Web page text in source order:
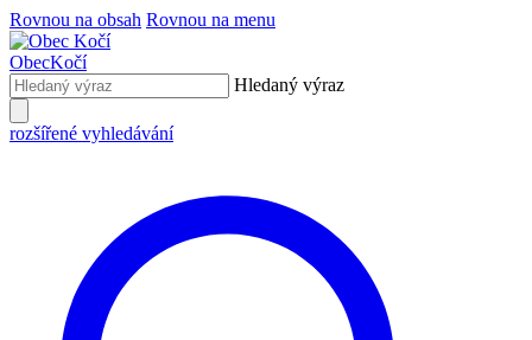
Rovnou na obsah Rovnou na menu
ObecKočí
Hledaný výraz
rozšířené vyhledávání